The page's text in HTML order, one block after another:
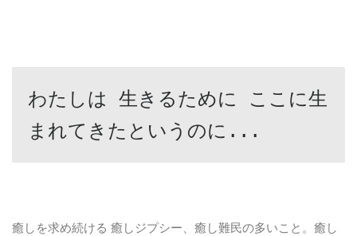
わたしは 生きるために
ここに生
まれてきたというのに...
癒しを求め続ける 癒しジプシー、癒し難民の多いこと。癒し